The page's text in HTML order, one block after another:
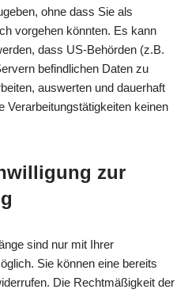
ohne dass Sie als
vorgehen könnten. Es kann
dass US-Behörden (z.B.
befindlichen Daten zu
auswerten und dauerhaft
Verarbeitungstätigkeiten keinen
zur
sind nur mit Ihrer
Sie können eine bereits
Die Rechtmäßigkeit der